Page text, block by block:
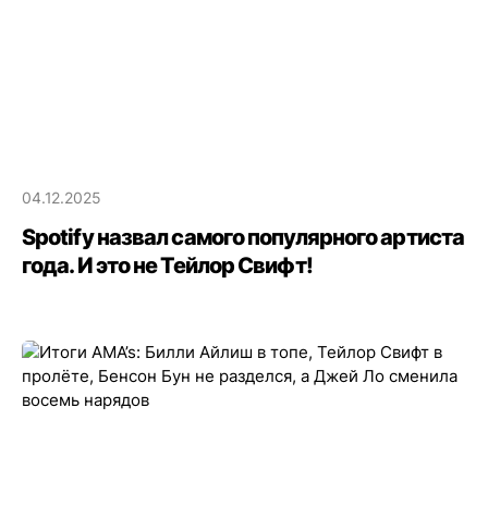
04.12.2025
Spotify назвал самого популярного артиста
года. И это не Тейлор Свифт!